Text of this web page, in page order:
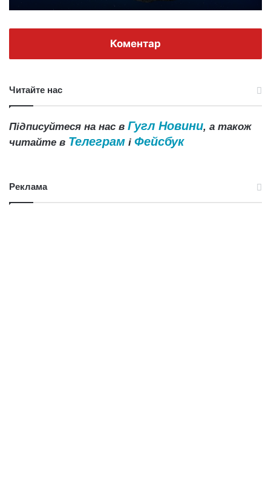
Коментар
Читайте нас
Підписуйтеся на нас в Гугл Новини, а також
читайте в Телеграм і Фейсбук
Реклама